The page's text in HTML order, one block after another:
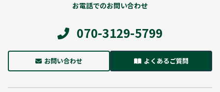
お電話でのお問い合わせ
070-3129-5799
お問い合わせ よくあるご質問